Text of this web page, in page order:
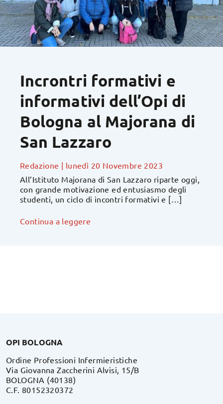
Incrontri formativi e
informativi dell’Opi di
Bologna al Majorana di
San Lazzaro
Redazione | lunedì 20 Novembre 2023
All’Istituto Majorana di San Lazzaro riparte oggi,
con grande motivazione ed entusiasmo degli
studenti, un ciclo di incontri formativi e […]
Continua a leggere
OPI BOLOGNA
Ordine Professioni Infermieristiche
Via Giovanna Zaccherini Alvisi, 15/B
BOLOGNA (40138)
C.F. 80152320372